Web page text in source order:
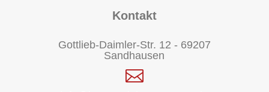
Kontakt
Gottlieb-Daimler-Str. 12 - 69207
Sandhausen
